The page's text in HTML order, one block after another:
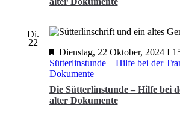
Di.
22
Die Sütterlinstunde – Hilfe bei
alter Dokumente
Dienstag, 22 Oktober, 2024 I
Sütterlinstunde – Hilfe bei der
Dokumente